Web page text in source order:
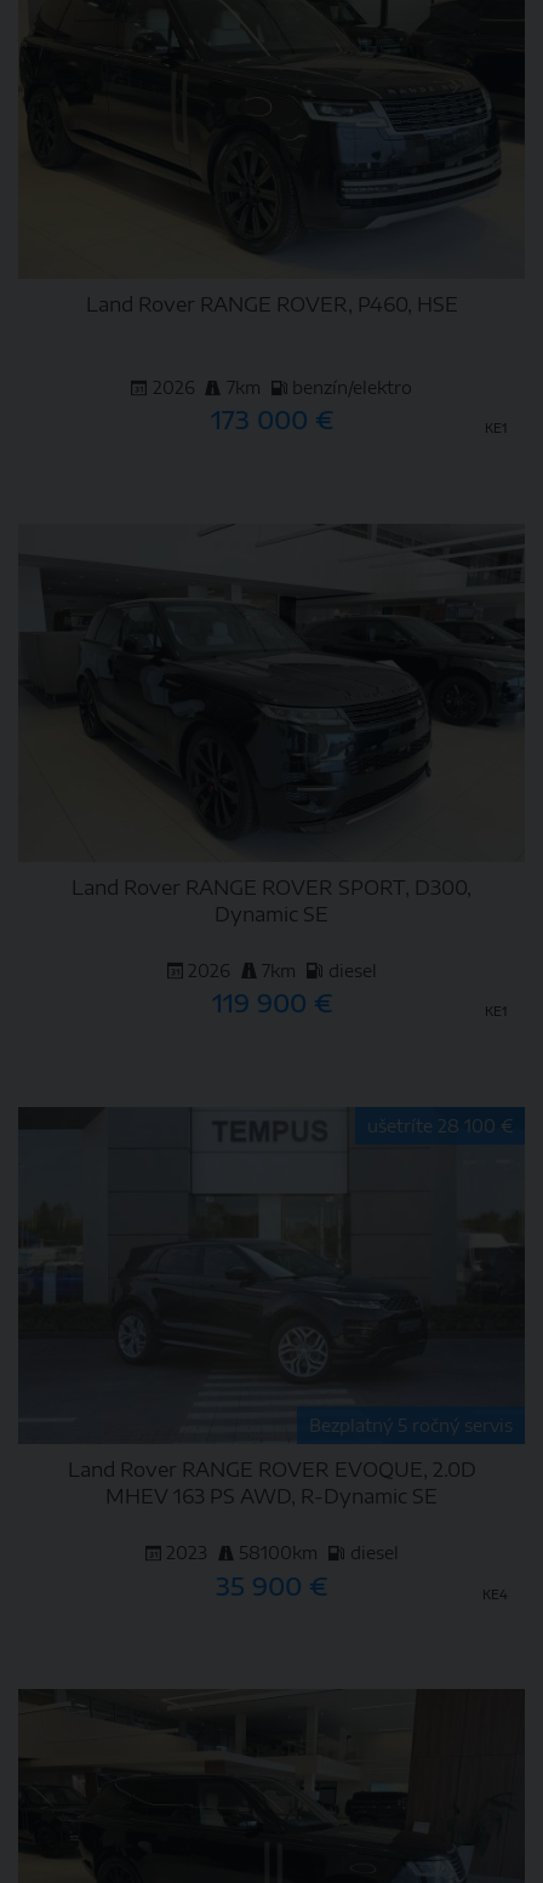
Land Rover RANGE ROVER, P460, HSE
2026 7km benzín/elektro
173 000 € KE1
Land Rover RANGE ROVER SPORT, D300,
Dynamic SE
2026 7km diesel
119 900 € KE1
Bezplatný 5 ročný servis
ušetríte 28 100 €
Land Rover RANGE ROVER EVOQUE, 2.0D
MHEV 163 PS AWD, R-Dynamic SE
2023 58100km diesel
35 900 € KE4